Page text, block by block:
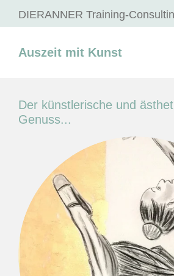
Zum
Hauptinhalt
DIERANNER Training-
Auszeit mit Kunst
Der künstlerische und
Genuss...